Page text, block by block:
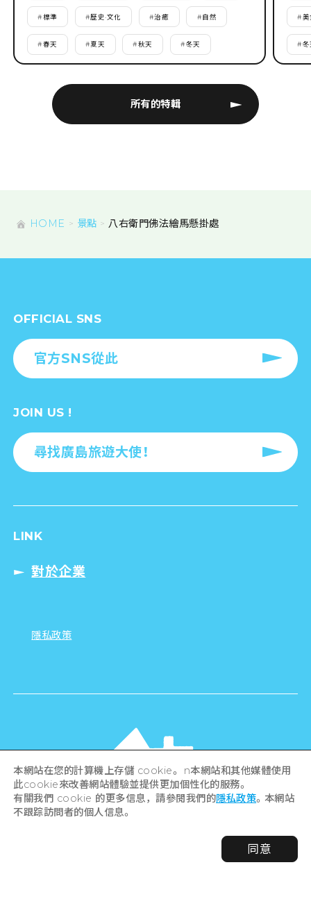
所有的特輯
#標準 #歷史·文化 #治癒 #自然
#春天 #夏天 #秋天 #冬天
#美
#冬
HOME 景點 八右衛門佛法繪馬懸掛處
OFFICIAL SNS
官方SNS從此
JOIN US !
尋找廣島旅遊大使！
LINK
對於企業
隱私政策
©Hiroshima Tourism Association /
Hiroshima Prefecture / Hiroshima City .
本網站在您的計算機上存儲 cookie。 n本網站和其他媒體使用
此cookie來改善網站體驗並提供更加個性化的服務。
有關我們 cookie 的更多信息，請參閱我們的隱私政策。本網站
不跟踪訪問者的個人信息。
同意